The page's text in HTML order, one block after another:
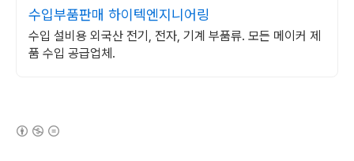
수입부품판매 하이텍엔지니어링
수입 설비용 외국산 전기, 전자, 기계 부품류. 모든 메이커 제
품 수입 공급업체.